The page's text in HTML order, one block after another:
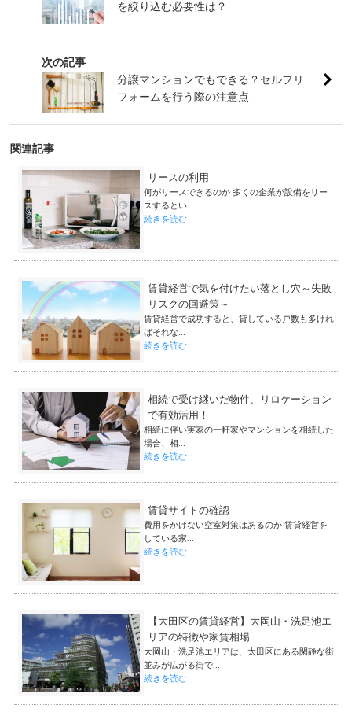
を絞り込む必要性は？
次の記事
分譲マンションでもできる？セルフリ
フォームを行う際の注意点
関連記事
リースの利用
何がリースできるのか 多くの企業が設備をリー
スするとい...
続きを読む
賃貸経営で気を付けたい落とし穴～失敗
リスクの回避策～
賃貸経営で成功すると、貸している戸数も多けれ
ばそれな...
続きを読む
相続で受け継いだ物件、リロケーション
で有効活用！
相続に伴い実家の一軒家やマンションを相続した
場合、相...
続きを読む
賃貸サイトの確認
費用をかけない空室対策はあるのか 賃貸経営を
している家...
続きを読む
【大田区の賃貸経営】大岡山・洗足池エ
リアの特徴や家賃相場
大岡山・洗足池エリアは、太田区にある閑静な街
並みが広がる街で...
続きを読む